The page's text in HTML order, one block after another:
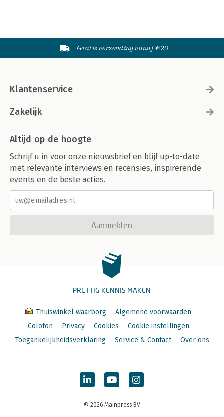
Gratis verzending vanaf €20
Klantenservice
Zakelijk
Altijd op de hoogte
Schrijf u in voor onze nieuwsbrief en blijf up-to-date
met relevante interviews en recensies, inspirerende
events en de beste acties.
Aanmelden
PRETTIG KENNIS MAKEN
Thuiswinkel waarborg
Algemene voorwaarden
Colofon
Privacy Cookies
Cookie instellingen
Toegankelijkheidsverklaring
Service & Contact Over ons
© 2026 Mainpress BV